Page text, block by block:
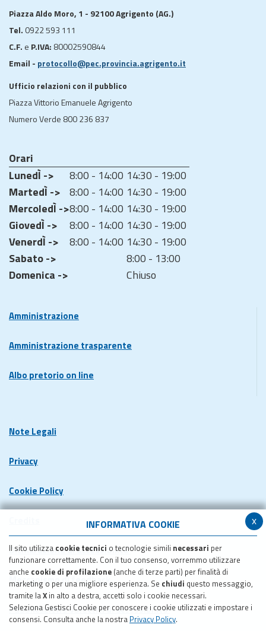
x
INFORMATIVA COOKIE
Il sito utilizza cookie tecnici o tecnologie simili necessari per
funzionare correttamente. Con il tuo consenso, vorremmo utilizzare
anche cookie di profilazione (anche di terze parti) per finalità di
marketing o per una migliore esperienza. Se chiudi questo messaggio,
tramite laX in alto a destra, accetti solo i cookie necessari.
Seleziona Gestisci Cookie per conoscere i cookie utilizzati e impostare i
consensi. Consulta anche la nostra Privacy Policy.
Piazza Aldo Moro, 1 - 92100 Agrigento (AG.)
Tel. 0922 593 111
C.F. e P.IVA: 80002590844
Email - protocollo@pec.provincia.agrigento.it
Ufficio relazioni con il pubblico
Piazza Vittorio Emanuele Agrigento
Numero Verde 800 236 837
Orari
LunedÌ ->
8:00 - 14:00 14:30 - 19:00
MartedÌ -> 8:00 - 14:00 14:30 - 19:00
MercoledÌ ->8:00 - 14:00 14:30 - 19:00
GiovedÌ ->
8:00 - 14:00 14:30 - 19:00
VenerdÌ ->
8:00 - 14:00 14:30 - 19:00
Sabato ->
8:00 - 13:00
Domenica ->
Chiuso
Amministrazione
Amministrazione trasparente
Albo pretorio on line
Note Legali
Privacy
Cookie Policy
Dichiarazione di accessibilita'
Meccanismo di feedback
Pubblicazione obiettivi di accessibilita'